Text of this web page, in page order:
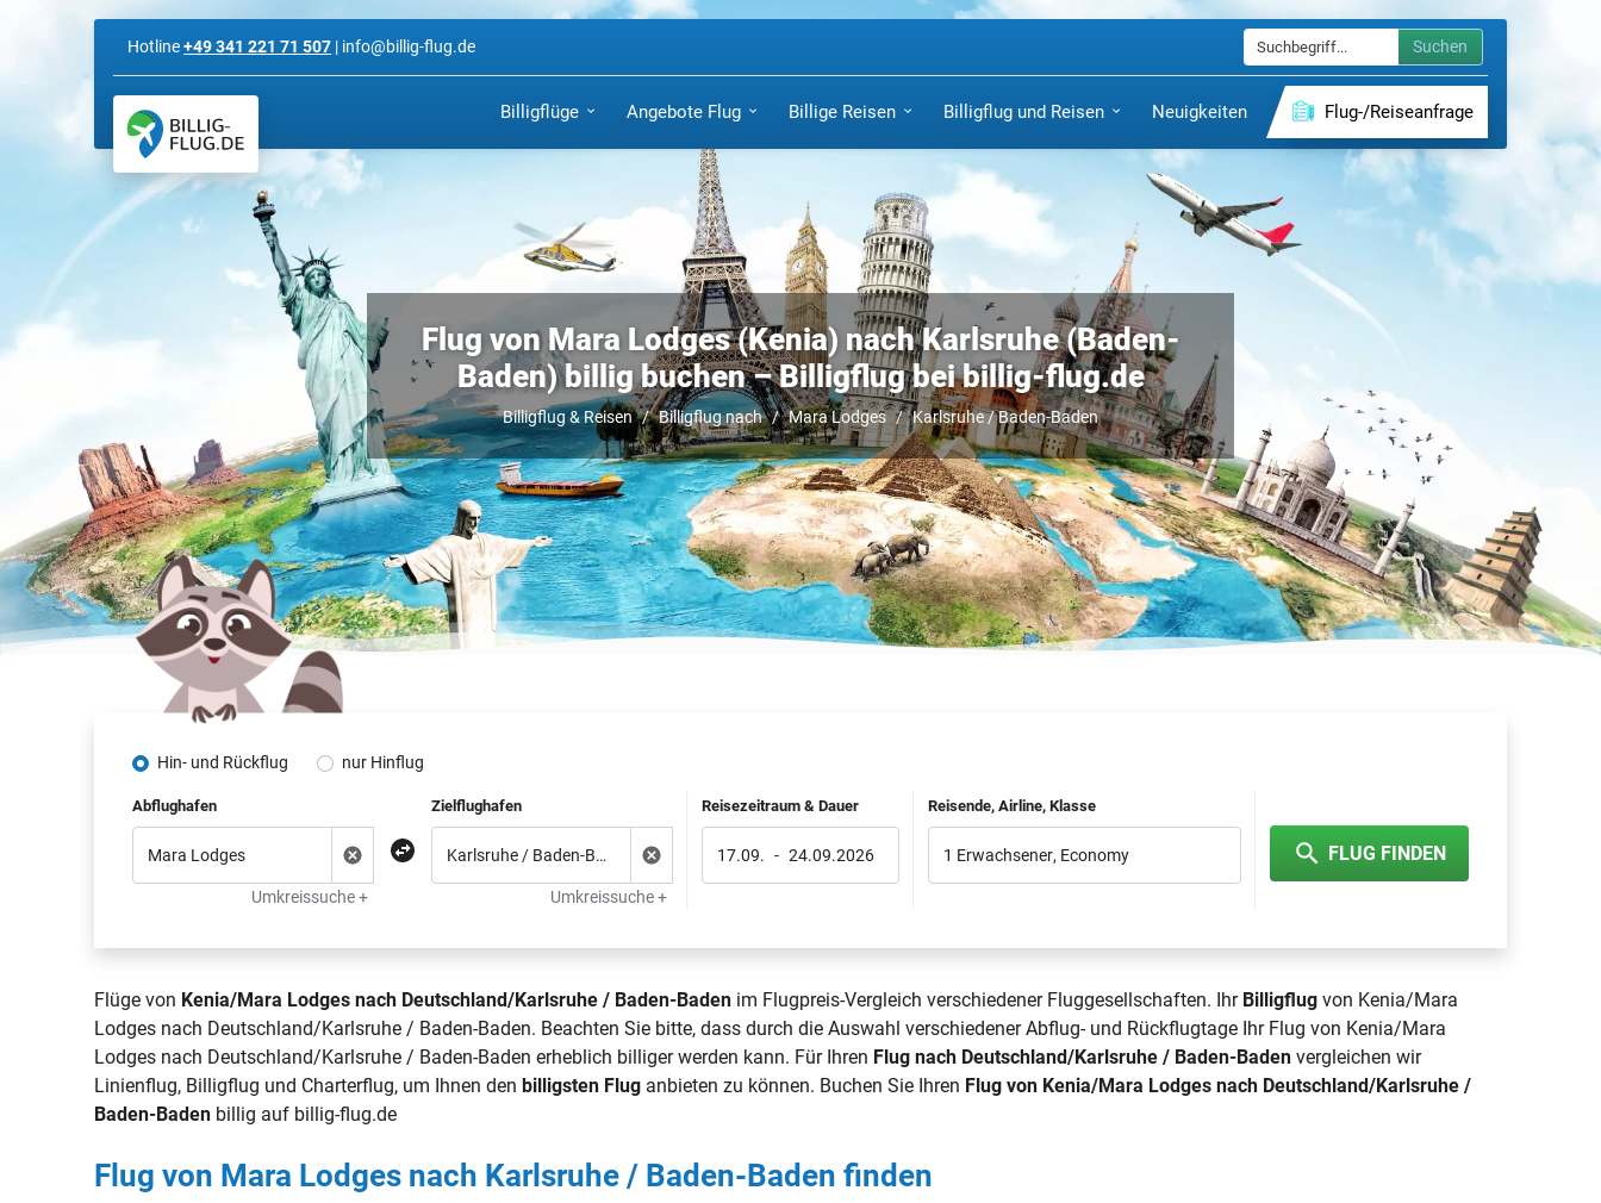
Hotline+49 341 221 71 507 | info@billig-flug.de Suchen
Billigflüge Angebote Flug Billige Reisen Billigflug und Reisen Neuigkeiten Flug-/Reiseanfrage
Flug von Mara Lodges (Kenia) nach Karlsruhe (Baden-
Baden) billig buchen – Billigflug bei billig-flug.de
Billigflug & Reisen Billigflug nach Mara Lodges Karlsruhe / Baden-Baden
Hin- und Rückflug nur Hinflug
Abflughafen
Umkreissuche +
Zielflughafen
Umkreissuche +
Reisezeitraum & Dauer
17.09. - 24.09.2026
Reisende, Airline, Klasse
1 Erwachsener, Economy FLUG FINDEN
Flüge von Kenia/Mara Lodges nach Deutschland/Karlsruhe / Baden-Baden im Flugpreis-Vergleich verschiedener Fluggesellschaften. Ihr Billigflug von Kenia/Mara
Lodges nach Deutschland/Karlsruhe / Baden-Baden. Beachten Sie bitte, dass durch die Auswahl verschiedener Abflug- und Rückflugtage Ihr Flug von Kenia/Mara
Lodges nach Deutschland/Karlsruhe / Baden-Baden erheblich billiger werden kann. Für Ihren Flug nach Deutschland/Karlsruhe / Baden-Baden vergleichen wir
Linienflug, Billigflug und Charterflug, um Ihnen denbilligsten Flug anbieten zu können. Buchen Sie Ihren Flug von Kenia/Mara Lodges nach Deutschland/Karlsruhe /
Baden-Baden billig auf billig-flug.de
Flug von Mara Lodges nach Karlsruhe / Baden-Baden finden